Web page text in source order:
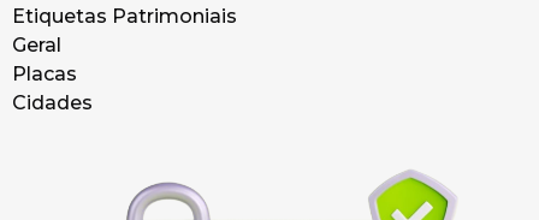
Etiquetas Patrimoniais
Geral
Placas
Cidades